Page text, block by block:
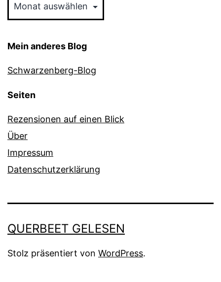
Mein anderes Blog
Schwarzenberg-Blog
Seiten
Rezensionen auf einen Blick
Über
Impressum
Datenschutzerklärung
QUERBEET GELESEN
Stolz präsentiert von WordPress.